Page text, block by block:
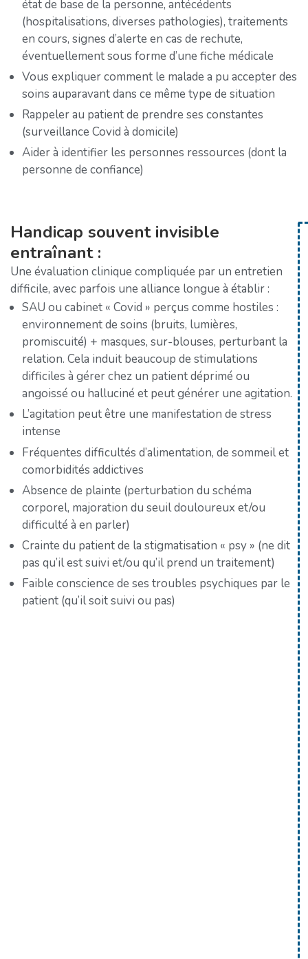
état de base de la personne, antécédents
(hospitalisations, diverses pathologies), traitements
en cours, signes d’alerte en cas de rechute,
éventuellement sous forme d’une fiche médicale
Vous expliquer comment le malade a pu accepter des
soins auparavant dans ce même type de situation
Rappeler au patient de prendre ses constantes
(surveillance Covid à domicile)
Aider à identifier les personnes ressources (dont la
personne de confiance)
Handicap souvent invisible
entraînant :
Une évaluation clinique compliquée par un entretien
difficile, avec parfois une alliance longue à établir :
SAU ou cabinet « Covid » perçus comme hostiles :
environnement de soins (bruits, lumières,
promiscuité) + masques, sur-blouses, perturbant la
relation. Cela induit beaucoup de stimulations
difficiles à gérer chez un patient déprimé ou
angoissé ou halluciné et peut générer une agitation.
L’agitation peut être une manifestation de stress
intense
Fréquentes difficultés d’alimentation, de sommeil et
comorbidités addictives
Absence de plainte (perturbation du schéma
corporel, majoration du seuil douloureux et/ou
difficulté à en parler)
Crainte du patient de la stigmatisation « psy » (ne dit
pas qu’il est suivi et/ou qu’il prend un traitement)
Faible conscience de ses troubles psychiques par le
patient (qu’il soit suivi ou pas)